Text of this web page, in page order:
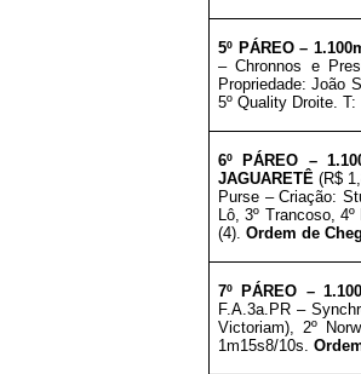
5º PÁREO –
– Chronnos e
Propriedade: João
5º Quality Droite.
6º PÁREO –
JAGUARETÊ (R$
Purse – Criação:
Lô, 3º Trancoso,
(4).Ordem de
7º PÁREO –
F.A.3a.PR –
Victoriam), 2º
1m15s8/10s.